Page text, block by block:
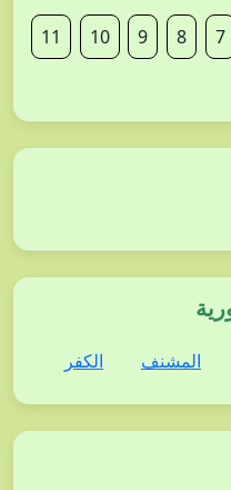
7
8
9
10
11
المشنف الكفر